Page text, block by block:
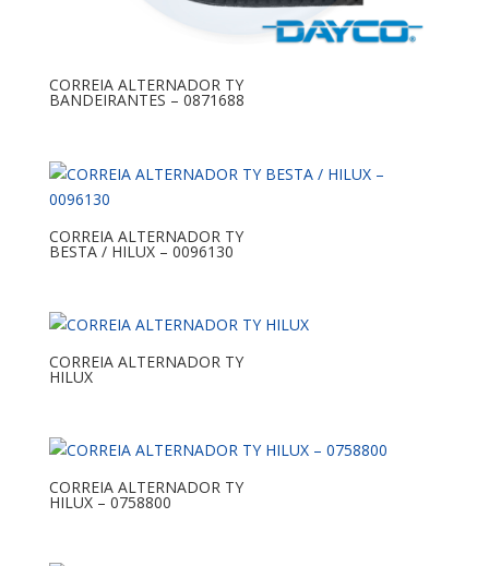
CORREIA ALTERNADOR TY
BANDEIRANTES – 0871688
CORREIA ALTERNADOR TY
BESTA / HILUX – 0096130
CORREIA ALTERNADOR TY
HILUX
CORREIA ALTERNADOR TY
HILUX – 0758800